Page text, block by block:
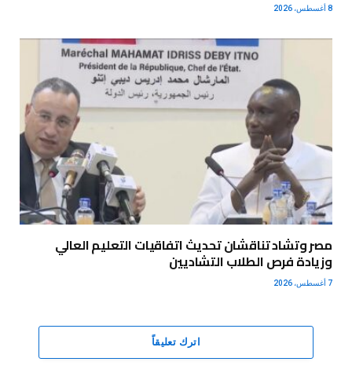
8 أغسطس، 2026
مصر وتشاد تناقشان تحديث اتفاقيات التعليم العالي
وزيادة فرص الطلاب التشاديين
7 أغسطس، 2026
اترك تعليقاً